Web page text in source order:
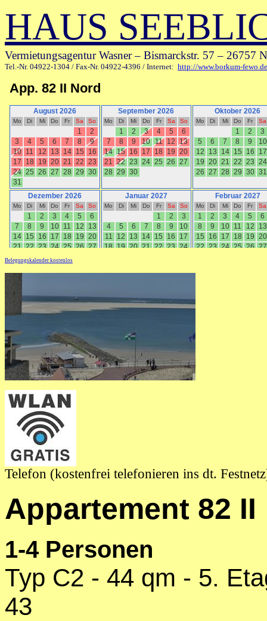
HAUS
Vermietungsagentur Wasner – Bismarckstr. 57 – 26757
Tel.-Nr. 04922-1304 / Fax-Nr. 04922-4396 / Internet: http://www.borkum-fewo.de
Belegungskalender kostenlos
Telefon (kostenfrei telefonieren ins dt.
Appartement 82 II
1-4 Personen
Typ C2 - 44 qm - 5.
43